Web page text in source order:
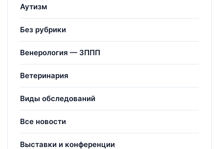
Аутизм
Без рубрики
Венерология — ЗППП
Ветеринария
Виды обследований
Все новости
Выставки и конференции